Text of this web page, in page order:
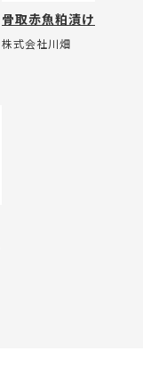
骨取赤魚粕漬け
株式会社川畑